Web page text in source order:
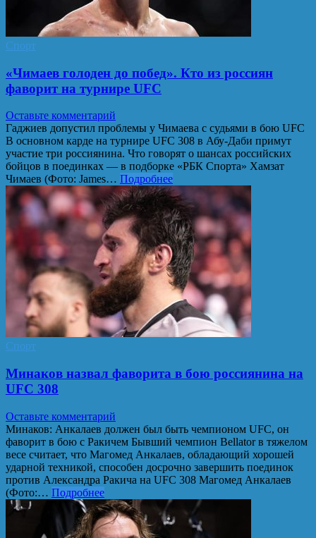
Спорт
«Чимаев голоден до побед». Кто из россиян
фаворит на турнире UFC
Оставьте комментарий
Гаджиев допустил проблемы у Чимаева с судьями в бою UFC
В основном карде на турнире UFC 308 в Абу-Даби примут
участие три россиянина. Что говорят о шансах российских
бойцов в поединках — в подборке «РБК Спорта» Хамзат
Чимаев (Фото: James… Подробнее
Спорт
Минаков назвал фаворита в бою россиянина на
UFC 308
Оставьте комментарий
Минаков: Анкалаев должен был быть чемпионом UFC, он
фаворит в бою с Ракичем Бывший чемпион Bellator в тяжелом
весе считает, что Магомед Анкалаев, обладающий хорошей
ударной техникой, способен досрочно завершить поединок
против Александра Ракича на UFC 308 Магомед Анкалаев
(Фото:… Подробнее